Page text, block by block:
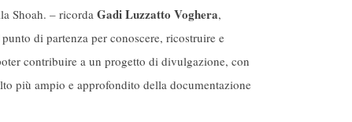
Shoah. – ricorda Gadi Luzzatto Voghera,
di partenza per conoscere, ricostruire e
contribuire a un progetto di divulgazione, con
più ampio e approfondito della documentazione